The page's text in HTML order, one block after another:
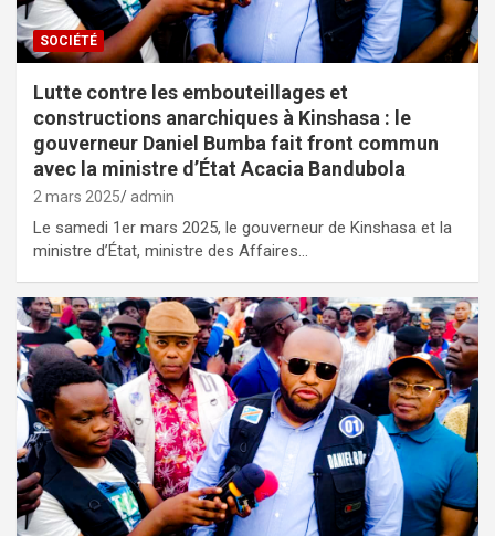
SOCIÉTÉ
Lutte contre les embouteillages et
constructions anarchiques à Kinshasa : le
gouverneur Daniel Bumba fait front commun
avec la ministre d’État Acacia Bandubola
2 mars 2025 admin
Le samedi 1er mars 2025, le gouverneur de Kinshasa et la
ministre d’État, ministre des Affaires…